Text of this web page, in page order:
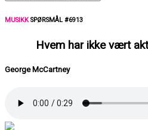
MUSIKKSPØRSMÅL #6913
Hvem har ikke vært
George McCartney